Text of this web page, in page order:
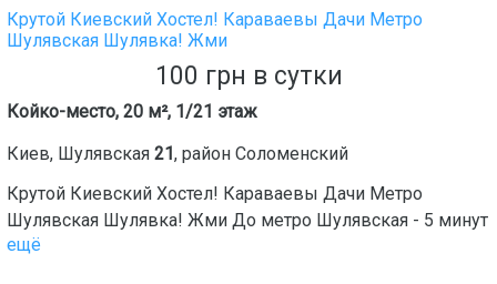
Крутой Киевский Хостел! Караваевы Дачи Метро
Шулявская Шулявка! Жми
100 грн в сутки
Койко-место, 20 м², 1/21 этаж
Киев, Шулявская 21, район Соломенский
Крутой Киевский Хостел! Караваевы Дачи Метро
Шулявская Шулявка! Жми До метро Шулявская - 5 минут
ещё